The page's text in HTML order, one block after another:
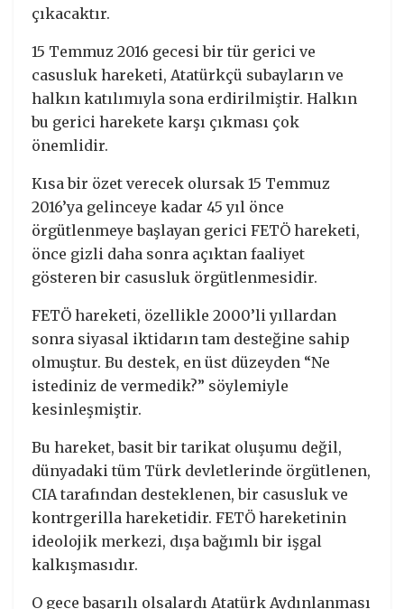
çıkacaktır.
15 Temmuz 2016 gecesi bir tür gerici ve
casusluk hareketi, Atatürkçü subayların ve
halkın katılımıyla sona erdirilmiştir. Halkın
bu gerici harekete karşı çıkması çok
önemlidir.
Kısa bir özet verecek olursak 15 Temmuz
2016’ya gelinceye kadar 45 yıl önce
örgütlenmeye başlayan gerici FETÖ hareketi,
önce gizli daha sonra açıktan faaliyet
gösteren bir casusluk örgütlenmesidir.
FETÖ hareketi, özellikle 2000’li yıllardan
sonra siyasal iktidarın tam desteğine sahip
olmuştur. Bu destek, en üst düzeyden “Ne
istediniz de vermedik?” söylemiyle
kesinleşmiştir.
Bu hareket, basit bir tarikat oluşumu değil,
dünyadaki tüm Türk devletlerinde örgütlenen,
CIA tarafından desteklenen, bir casusluk ve
kontrgerilla hareketidir. FETÖ hareketinin
ideolojik merkezi, dışa bağımlı bir işgal
kalkışmasıdır.
O gece başarılı olsalardı Atatürk Aydınlanması